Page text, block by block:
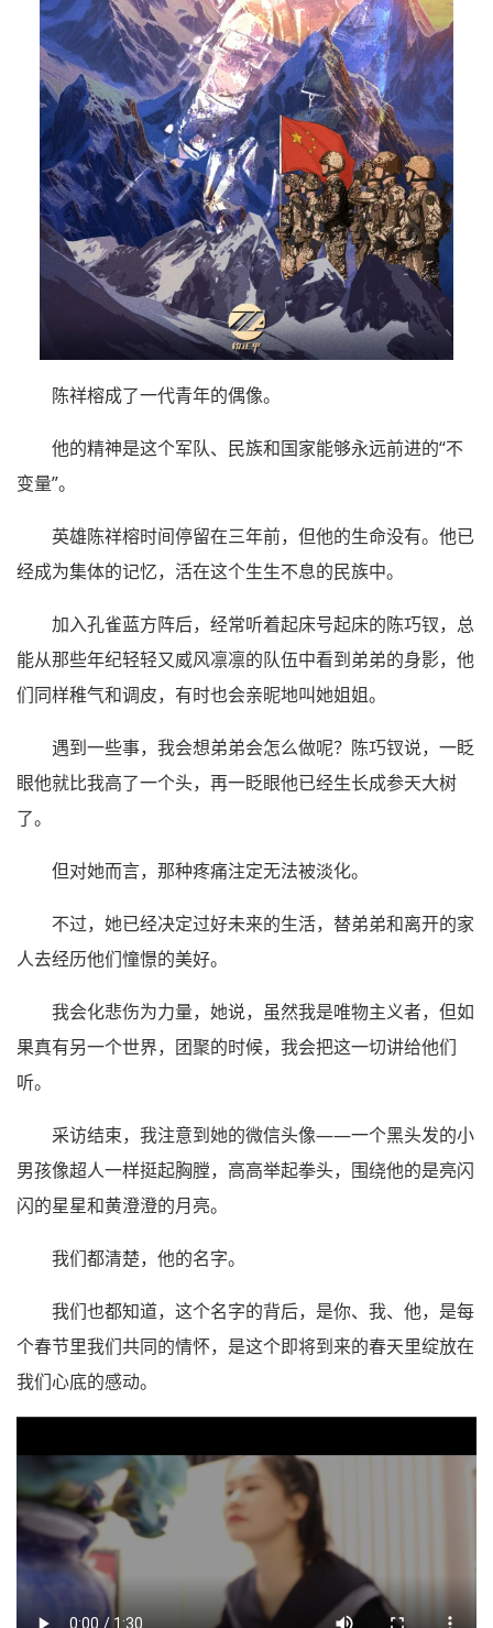
陈祥榕成了一代青年的偶像。
他的精神是这个军队、民族和国家能够永远前进的“不
变量”。
英雄陈祥榕时间停留在三年前，但他的生命没有。他已
经成为集体的记忆，活在这个生生不息的民族中。
加入孔雀蓝方阵后，经常听着起床号起床的陈巧钗，总
能从那些年纪轻轻又威风凛凛的队伍中看到弟弟的身影，他
们同样稚气和调皮，有时也会亲昵地叫她姐姐。
遇到一些事，我会想弟弟会怎么做呢？陈巧钗说，一眨
眼他就比我高了一个头，再一眨眼他已经生长成参天大树
了。
但对她而言，那种疼痛注定无法被淡化。
不过，她已经决定过好未来的生活，替弟弟和离开的家
人去经历他们憧憬的美好。
我会化悲伤为力量，她说，虽然我是唯物主义者，但如
果真有另一个世界，团聚的时候，我会把这一切讲给他们
听。
采访结束，我注意到她的微信头像——一个黑头发的小
男孩像超人一样挺起胸膛，高高举起拳头，围绕他的是亮闪
闪的星星和黄澄澄的月亮。
我们都清楚，他的名字。
我们也都知道，这个名字的背后，是你、我、他，是每
个春节里我们共同的情怀，是这个即将到来的春天里绽放在
我们心底的感动。